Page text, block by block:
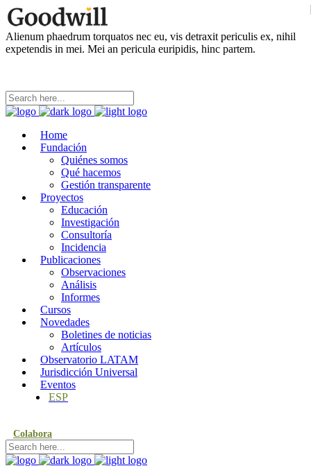
Alienum phaedrum torquatos nec eu, vis detraxit periculis ex, nihil
expetendis in mei. Mei an pericula euripidis, hinc partem.
Home
Fundación
Quiénes somos
Qué hacemos
Gestión transparente
Proyectos
Educación
Investigación
Consultoría
Incidencia
Publicaciones
Observaciones
Análisis
Informes
Cursos
Novedades
Boletines de noticias
Artículos
Observatorio LATAM
Jurisdicción Universal
Eventos
ESP
Colabora